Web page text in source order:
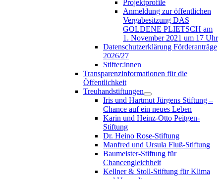
Projektprofile
Anmeldung zur öffentlichen
Vergabesitzung DAS
GOLDENE PLIETSCH am
1. November 2021 um 17 Uhr
Datenschutzerklärung Förderanträge
2026/27
Stifter:innen
Transparenzinformationen für die
Öffentlichkeit
Treuhandstiftungen
Iris und Hartmut Jürgens Stiftung –
Chance auf ein neues Leben
Karin und Heinz-Otto Peitgen-
Stiftung
Dr. Heino Rose-Stiftung
Manfred und Ursula Fluß-Stiftung
Baumeister-Stiftung für
Chancengleichheit
Kellner & Stoll-Stiftung für Klima